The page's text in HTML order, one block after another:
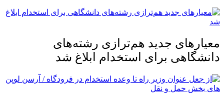
معیار‌های جدید هم‌ترازی رشته‌های
دانشگاهی برای استخدام ابلاغ شد